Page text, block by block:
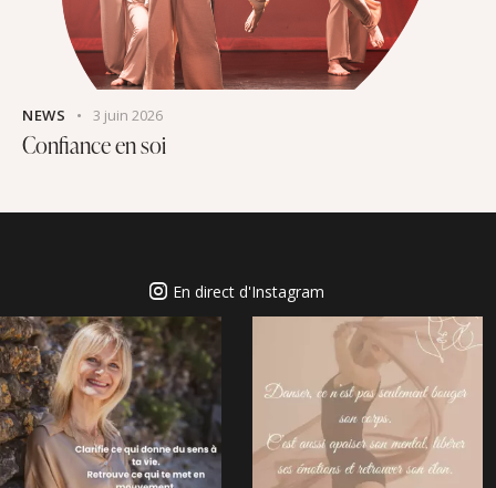
NEWS 3 juin 2026
Confiance en soi
En direct d'Instagram